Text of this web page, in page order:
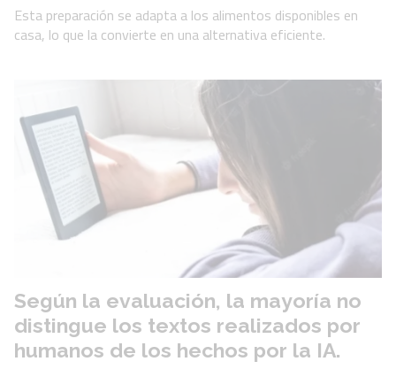
Esta preparación se adapta a los alimentos disponibles en
casa, lo que la convierte en una alternativa eficiente.
Según la evaluación, la mayoría no
distingue los textos realizados por
humanos de los hechos por la IA.